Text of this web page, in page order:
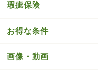
瑕疵保険
お得な条件
画像・動画